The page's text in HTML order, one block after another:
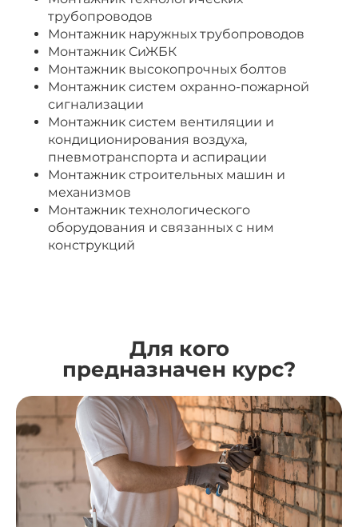
трубопроводов
Монтажник наружных трубопроводов
Монтажник СиЖБК
Монтажник высокопрочных болтов
Монтажник систем охранно-пожарной
сигнализации
Монтажник систем вентиляции и
кондиционирования воздуха,
пневмотранспорта и аспирации
Монтажник строительных машин и
механизмов
Монтажник технологического
оборудования и связанных с ним
конструкций
Для кого
предназначен курс?